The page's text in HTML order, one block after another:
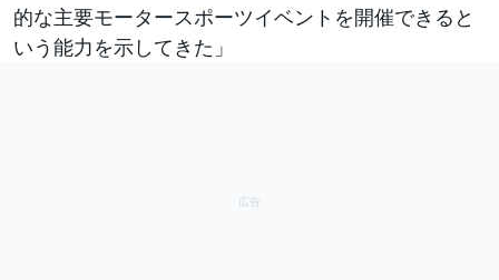
的な主要モータースポーツイベントを開催できると
いう能力を示してきた」